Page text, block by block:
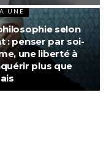
UNE
selon
: penser par soi-
une liberté à
plus que